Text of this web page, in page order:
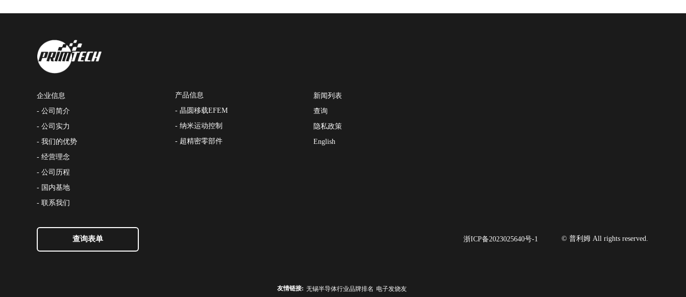
企业信息
- 公司简介
- 公司实力
- 我们的优势
- 经营理念
- 公司历程
- 国内基地
- 联系我们
产品信息
- 晶圆移载EFEM
- 纳米运动控制
- 超精密零部件
新闻列表
查询
隐私政策
English
查询表单 © 普利姆 All rights reserved.
浙ICP备2023025640号-1
友情链接: 无锡半导体行业品牌排名 电子发烧友